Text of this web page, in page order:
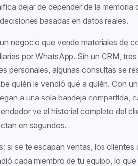
dejar de depender de la memoria
basadas en datos reales.
negocio que vende materiales de
por WhatsApp. Sin un CRM,
personales, algunas consultas se
quién le vendió qué a quién. Con
a una sola bandeja compartida,
ve el historial completo del
en segundos.
si se te escapan ventas, los clientes
cada miembro de tu equipo, lo